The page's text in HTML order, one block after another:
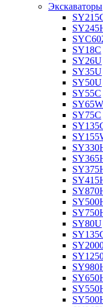
Экскаваторы
SY18C
SY26U
SY35U
SY50U
SY55C
SY65W
SY75C
SY80U